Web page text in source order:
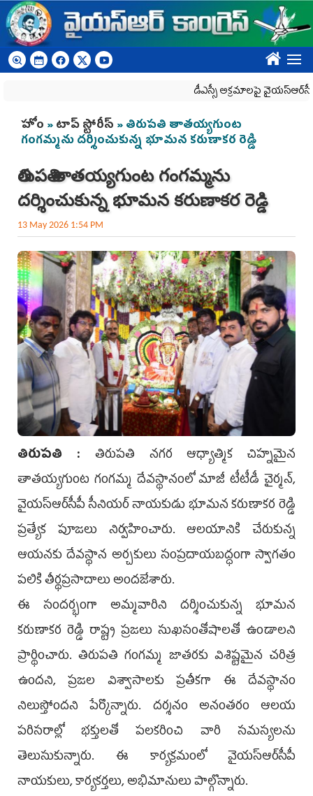
Skip to main content
????
డీఎస్సీ అక్రమాలపై వైయ‌స్ఆర్‌సీపీ
You are here
హోం »టాప్ స్టోరీస్ » తిరుపతి తాతయ్యగుంట
గంగమ్మను దర్శించుకున్న భూమన కరుణాకర రెడ్డి
తిరుపతి తాతయ్యగుంట గంగమ్మను
దర్శించుకున్న భూమన కరుణాకర రెడ్డి
13 May 2026 1:54 PM
తిరుపతి :తిరుపతి నగర ఆధ్యాత్మిక చిహ్నమైన
తాతయ్యగుంట గంగమ్మ దేవస్థానంలో మాజీ టీటీడీ చైర్మన్,
వైయ‌స్ఆర్‌సీపీ సీనియర్ నాయకుడు భూమన కరుణాకర రెడ్డి
ప్రత్యేక పూజలు నిర్వహించారు. ఆలయానికి చేరుకున్న
ఆయనకు దేవస్థాన అర్చకులు సంప్రదాయబద్ధంగా స్వాగతం
పలికి తీర్థప్రసాదాలు అందజేశారు.
ఈ సందర్భంగా అమ్మవారిని దర్శించుకున్న భూమన
కరుణాకర రెడ్డి రాష్ట్ర ప్రజలు సుఖసంతోషాలతో ఉండాలని
ప్రార్థించారు. తిరుపతి గంగమ్మ జాతరకు విశిష్టమైన చరిత్ర
ఉందని, ప్రజల విశ్వాసాలకు ప్రతీకగా ఈ దేవస్థానం
నిలుస్తోందని పేర్కొన్నారు. దర్శనం అనంతరం ఆలయ
పరిసరాల్లో భక్తులతో పలకరించి వారి సమస్యలను
తెలుసుకున్నారు. ఈ కార్యక్రమంలో వైయ‌స్ఆర్‌సీపీ
నాయకులు, కార్యకర్తలు, అభిమానులు పాల్గొన్నారు.